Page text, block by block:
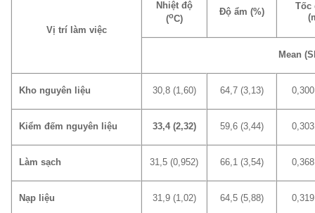
Vị trí làm việc
Nhiệt độ
(oC)
Độ ẩm (%)
Tốc
Mean
Kho nguyên liệu 30,8 (1,60) 64,7 (3,13)
Kiểm đếm nguyên liệu 33,4 (2,32) 59,6 (3,44)
Làm sạch 31,5 (0,952) 66,1 (3,54)
Nạp liệu 31,9 (1,02) 64,5 (5,88)